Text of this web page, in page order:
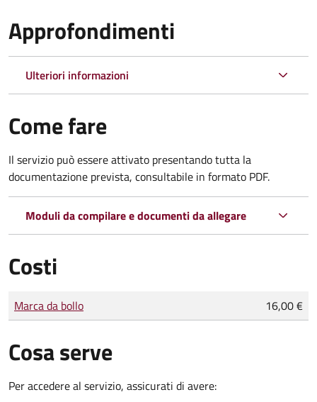
Approfondimenti
Ulteriori informazioni
Come fare
Il servizio può essere attivato presentando tutta la
documentazione prevista, consultabile in formato PDF.
Moduli da compilare e documenti da allegare
Costi
Tipo di pagamento
Importo
Marca da bollo 16,00 €
Cosa serve
Per accedere al servizio, assicurati di avere: